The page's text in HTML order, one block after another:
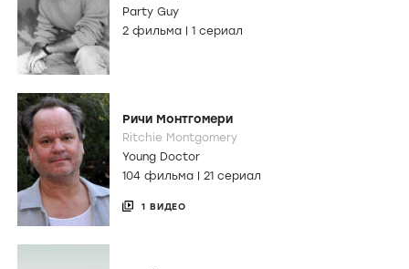
Party Guy
2 фильма
1 сериал
Ричи Монтгомери
Ritchie Montgomery
Young Doctor
104 фильма | 21 сериал
1 ВИДЕО